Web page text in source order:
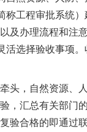
工程审批系统
及办理流程和注
活选择验收事项
，自然资源、
，汇总有关部门
验合格的即通过联